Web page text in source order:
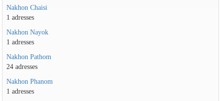
Nakhon Chaisi
1 adresses
Nakhon Nayok
1 adresses
Nakhon Pathom
24 adresses
Nakhon Phanom
1 adresses